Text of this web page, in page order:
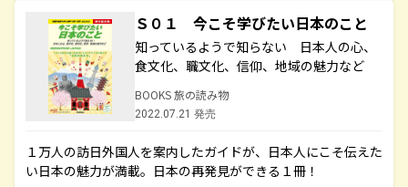
Ｓ０１ 今こそ学びたい日本のこと
知っているようで知らない 日本人の心、
食文化、職文化、信仰、地域の魅力など
BOOKS 旅の読み物
2022.07.21 発売
１万人の訪日外国人を案内したガイドが、日本人にこそ伝えた
い日本の魅力が満載。日本の再発見ができる１冊！